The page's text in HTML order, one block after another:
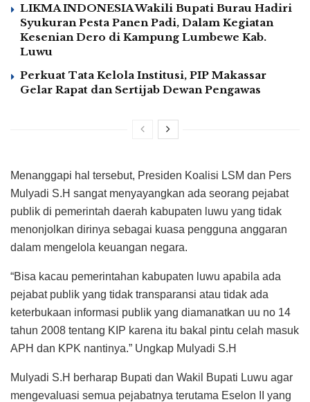
LIKMA INDONESIA Wakili Bupati Burau Hadiri
Syukuran Pesta Panen Padi, Dalam Kegiatan
Kesenian Dero di Kampung Lumbewe Kab.
Luwu
Perkuat Tata Kelola Institusi, PIP Makassar
Gelar Rapat dan Sertijab Dewan Pengawas
Menanggapi hal tersebut, Presiden Koalisi LSM dan Pers
Mulyadi S.H sangat menyayangkan ada seorang pejabat
publik di pemerintah daerah kabupaten luwu yang tidak
menonjolkan dirinya sebagai kuasa pengguna anggaran
dalam mengelola keuangan negara.
“Bisa kacau pemerintahan kabupaten luwu apabila ada
pejabat publik yang tidak transparansi atau tidak ada
keterbukaan informasi publik yang diamanatkan uu no 14
tahun 2008 tentang KIP karena itu bakal pintu celah masuk
APH dan KPK nantinya.” Ungkap Mulyadi S.H
Mulyadi S.H berharap Bupati dan Wakil Bupati Luwu agar
mengevaluasi semua pejabatnya terutama Eselon II yang